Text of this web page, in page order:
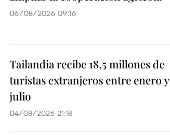
06/08/2026 09:16
Tailandia recibe 18,5 millones de
turistas extranjeros entre enero y
julio
04/08/2026 21:18